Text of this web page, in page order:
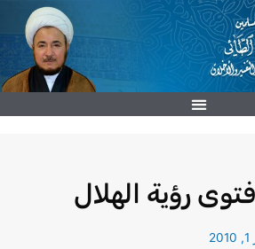
رؤية الهلال